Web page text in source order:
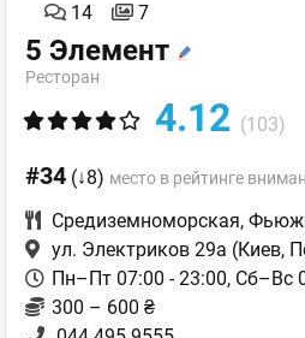
14 7
5 Элемент
Ресторан
4.12 (103)
#34 (↓8) место в рейтинге
Средиземноморская,
ул. Электриков 29а (Киев,
Пн–Пт 07:00 - 23:00, Сб–Вс
300 – 600 ₴